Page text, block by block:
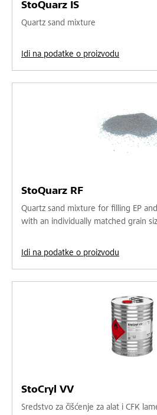
StoQuarz IS
Quartz sand mixture
Idi na podatke o proizvodu
StoQuarz RF
Quartz sand mixture for filling EP
with an individually matched grain
Idi na podatke o proizvodu
StoCryl VV
Sredstvo za čišćenje za alat i CFK